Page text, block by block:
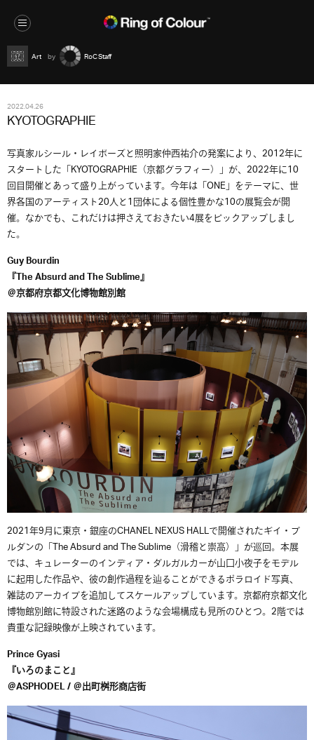
Art RoC Staff
2022.04.26
KYOTOGRAPHIE
写真家ルシール・レイボーズと照明家仲西祐介の発案により、2012年に
スタートした「KYOTOGRAPHIE（京都グラフィー）」が、2022年に10
回目開催とあって盛り上がっています。今年は「ONE」をテーマに、世
界各国のアーティスト20人と1団体による個性豊かな10の展覧会が開
催。なかでも、これだけは押さえておきたい4展をピックアップしまし
た。
Guy Bourdin
『The Absurd and The Sublime』
＠京都府京都文化博物館別館
2021年9月に東京・銀座のCHANEL NEXUS HALLで開催されたギイ・ブ
ルダンの「The Absurd and The Sublime（滑稽と崇高）」が巡回。本展
では、キュレーターのインディア・ダルガルカーが山口小夜子をモデル
に起用した作品や、彼の創作過程を辿ることができるポラロイド写真、
雑誌のアーカイブを追加してスケールアップしています。京都府京都文化
博物館別館に特設された迷路のような会場構成も見所のひとつ。2階では
貴重な記録映像が上映されています。
Prince Gyasi
『いろのまこと』
＠ASPHODEL / ＠出町桝形商店街